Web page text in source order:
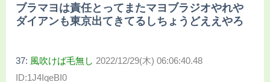
ブラマヨは責任とってまたマヨブラジオやれや
ダイアンも東京出てきてるしちょうどええやろ
37: 風吹けば毛無し 2022/12/29(木) 06:06:40.48
ID:1J4IqeBI0